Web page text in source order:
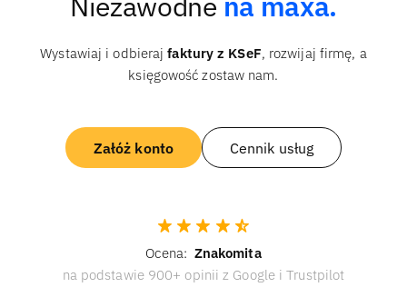
Wystawiaj i odbierajfaktury z KSeF, rozwijaj firmę, a
księgowość zostaw nam.
Załóż konto Cennik usług
Ocena: Znakomita
na podstawie 900+ opinii z Google i Trustpilot